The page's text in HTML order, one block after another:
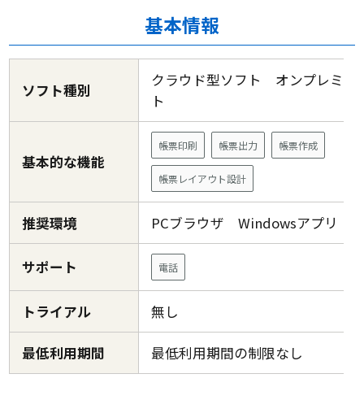
基本情報
ソフト種別
クラウド型ソフト オンプレミス
ト
基本的な機能
帳票印刷 帳票出力 帳票作成
帳票レイアウト設計
推奨環境 PCブラウザ Windowsアプリ
サポート 電話
トライアル 無し
最低利用期間 最低利用期間の制限なし